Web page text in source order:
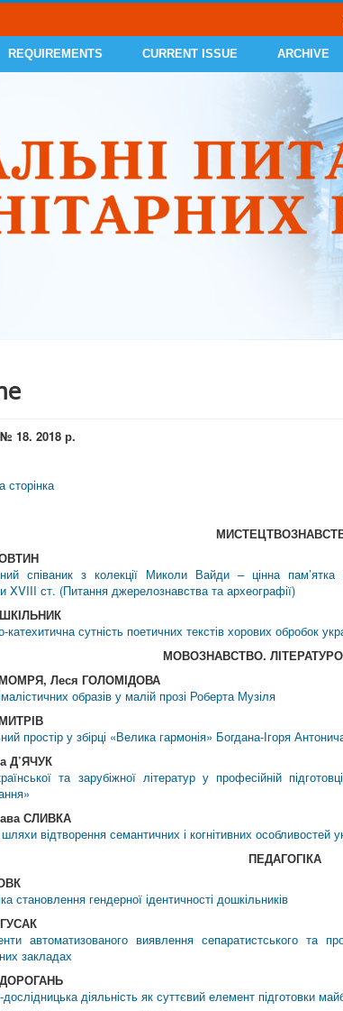
REQUIREMENTS CURRENT ISSUE ARCHIVE
18. 2018 р.
сторінка
співаник з колекції Миколи Вайди – цінна пам’ятка
XVIII ст. (Питання джерелознавства та археографії)
катехитична сутність поетичних текстів хорових обробок
МОВОЗНАВСТВО.
Леся ГОЛОМІДОВА
образів у малій прозі Роберта Музіля
простір у збірці «Велика гармонія» Богдана-Ігоря
Д’ЯЧУК
та зарубіжної літератур у професійній
СЛИВКА
відтворення семантичних і когнітивних особливостей
ПЕДАГОГIКА
становлення гендерної ідентичності дошкільників
автоматизованого виявлення сепаратистського та
закладах
діяльність як суттєвий елемент підготовки